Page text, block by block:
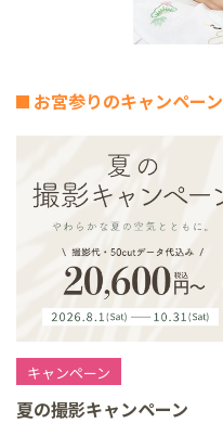
お宮参りのキャンペーン
キャンペーン
夏の撮影キャンペーン